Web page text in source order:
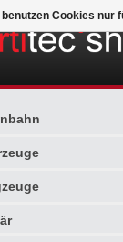
benutzen Cookies nur